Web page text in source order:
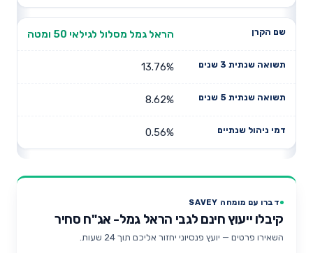
הראל גמל מסלול לגילאי 50 ומטה
13.76%
8.62%
0.56%
דברו עם מומחה SAVEY
קיבלו ייעוץ חינם לגבי הראל גמל- אג"ח סחיר
השאירו פרטים — יועץ פנסיוני יחזור אליכם תוך 24 שעות.